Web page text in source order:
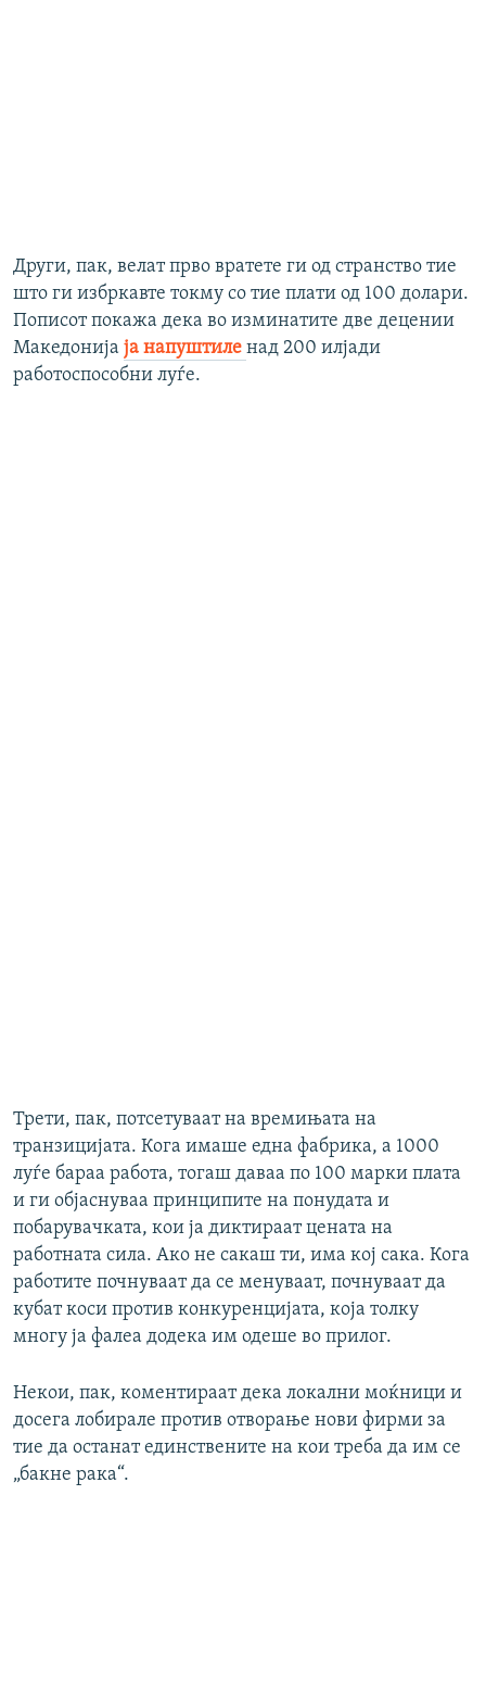
Други, пак, велат прво вратете ги од странство тие
што ги избркавте токму со тие плати од 100 долари.
Пописот покажа дека во изминатите две децении
Македонија ја напуштиле над 200 илјади
работоспособни луѓе.
Трети, пак, потсетуваат на времињата на
транзицијата. Кога имаше една фабрика, а 1000
луѓе бараа работа, тогаш даваа по 100 марки плата
и ги објаснуваа принципите на понудата и
побарувачката, кои ја диктираат цената на
работната сила. Ако не сакаш ти, има кој сака. Кога
работите почнуваат да се менуваат, почнуваат да
кубат коси против конкуренцијата, која толку
многу ја фалеа додека им одеше во прилог.
Некои, пак, коментираат дека локални моќници и
досега лобирале против отворање нови фирми за
тие да останат единствените на кои треба да им се
„бакне рака“.